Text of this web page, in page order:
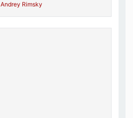
Andrey Rimsky